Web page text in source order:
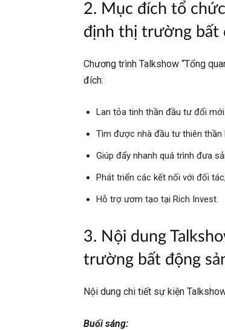
2. Mục đích tổ
định thị trường bất
Chương trình Talkshow “Tổng
đích:
Lan tỏa tinh thần đầu tư đổi
Tìm được nhà đầu tư thiên
Giúp đẩy nhanh quá trình đưa
Phát triển các kết nối với đối
Hỗ trợ ươm tạo tại Rich Invest.
3. Nội dung
trường bất động
Nội dung chi tiết sự kiện
Buổi sáng: